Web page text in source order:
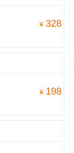
¥ 328
¥ 198